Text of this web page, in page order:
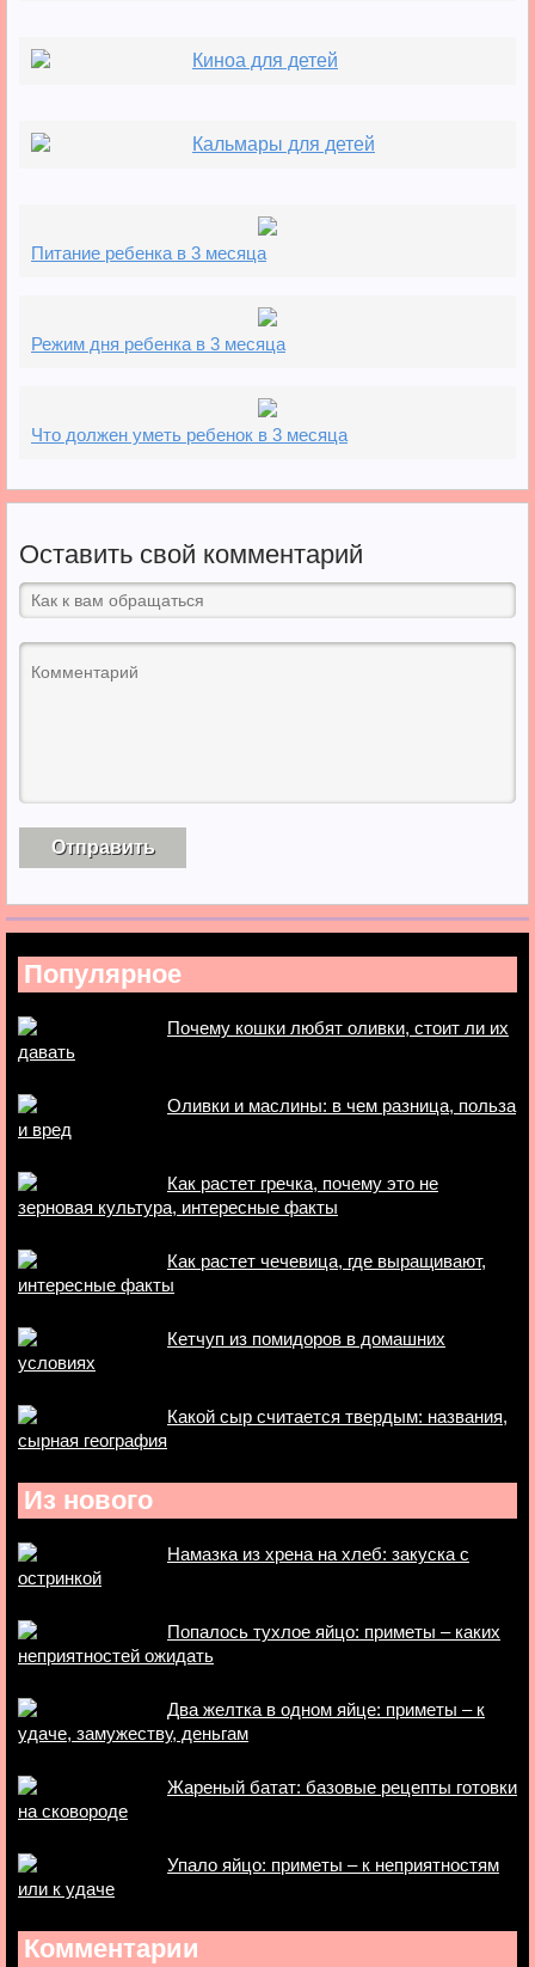
Киноа для детей
Кальмары для детей
Питание ребенка в 3 месяца
Режим дня ребенка в 3 месяца
Что должен уметь ребенок в 3 месяца
Оставить свой комментарий
Популярное
Почему кошки любят оливки, стоит ли их
давать
Оливки и маслины: в чем разница, польза
и вред
Как растет гречка, почему это не
зерновая культура, интересные факты
Как растет чечевица, где выращивают,
интересные факты
Кетчуп из помидоров в домашних
условиях
Какой сыр считается твердым: названия,
сырная география
Из нового
Намазка из хрена на хлеб: закуска с
остринкой
Попалось тухлое яйцо: приметы – каких
неприятностей ожидать
Два желтка в одном яйце: приметы – к
удаче, замужеству, деньгам
Жареный батат: базовые рецепты готовки
на сковороде
Упало яйцо: приметы – к неприятностям
или к удаче
Комментарии